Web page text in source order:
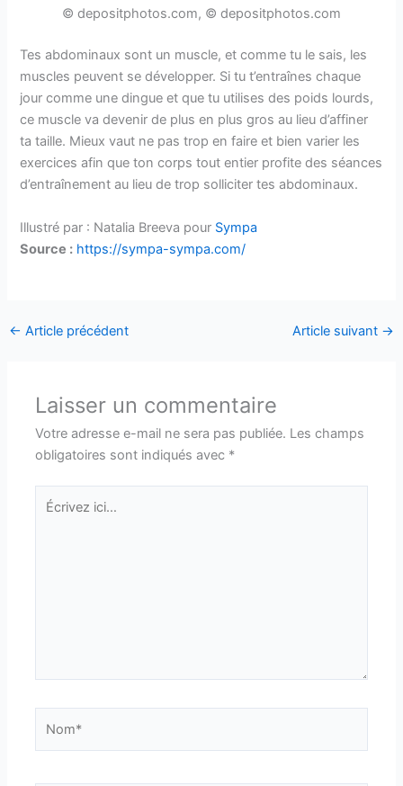
© depositphotos.com, © depositphotos.com
Tes abdominaux sont un muscle, et comme tu le sais, les
muscles peuvent se développer. Si tu t’entraînes chaque
jour comme une dingue et que tu utilises des poids lourds,
ce muscle va devenir de plus en plus gros au lieu d’affiner
ta taille. Mieux vaut ne pas trop en faire et bien varier les
exercices afin que ton corps tout entier profite des séances
d’entraînement au lieu de trop solliciter tes abdominaux.
Illustré par : Natalia Breeva pour Sympa
Source : https://sympa-sympa.com/
← Article précédent Article suivant →
Laisser un commentaire
Votre adresse e-mail ne sera pas publiée. Les champs
obligatoires sont indiqués avec *
Écrivez
ici…